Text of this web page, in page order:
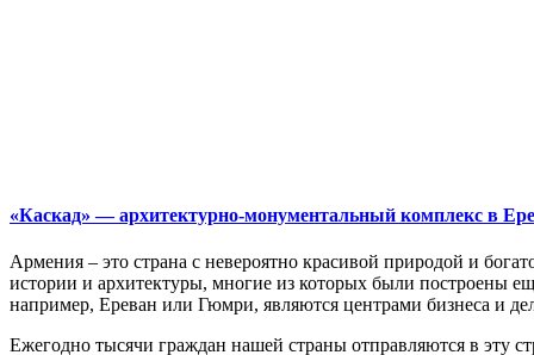
«Каскад» — архитектурно-монументальный комплекс в
Армения – это страна с невероятно красивой природой и
истории и архитектуры, многие из которых были построены
например, Ереван или Гюмри, являются центрами бизнеса и
Ежегодно тысячи граждан нашей страны отправляются в эту